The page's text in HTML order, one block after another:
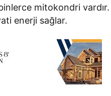
mitokondri vardır.
enerji sağlar.